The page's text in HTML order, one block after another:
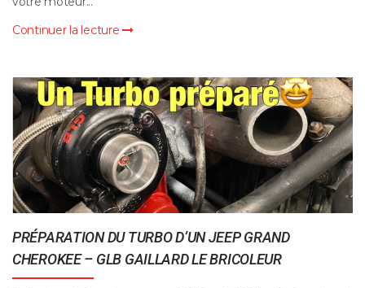
Continuer la lecture
PRÉPARATION DU TURBO D’UN JEEP GRAND
CHEROKEE – GLB GAILLARD LE BRICOLEUR